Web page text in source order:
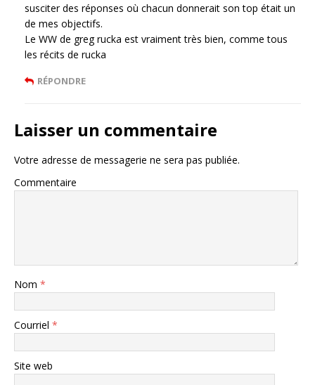
susciter des réponses où chacun donnerait son top était un
de mes objectifs.
Le WW de greg rucka est vraiment très bien, comme tous
les récits de rucka
RÉPONDRE
Laisser un commentaire
Votre adresse de messagerie ne sera pas publiée.
Commentaire
Nom *
Courriel *
Site web